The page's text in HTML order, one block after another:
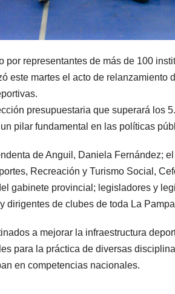
representantes de más de 100
este martes el acto de relanzamiento
presupuestaria que superará los
pilar fundamental en las políticas
de Anguil, Daniela Fernández;
Recreación y Turismo Social,
gabinete provincial; legisladores y
dirigentes de clubes de toda La
a mejorar la infraestructura
para la práctica de diversas
en competencias nacionales.